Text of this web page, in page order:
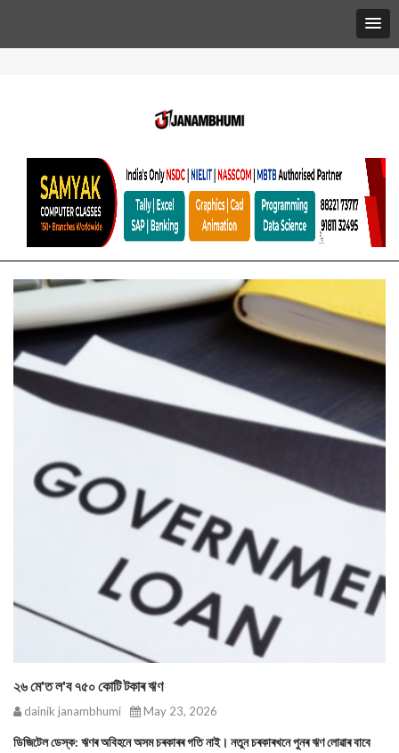
২৬ মে'ত ল'ব ৭৫০ কোটি টকাৰ ঋণ
dainik janambhumi May 23, 2026
ডিজিটেল ডেস্ক: ঋণৰ অবিহনে অসম চৰকাৰৰ গতি নাই। নতুন চৰকাৰখনে পুনৰ ঋণ লোৱাৰ বাবে